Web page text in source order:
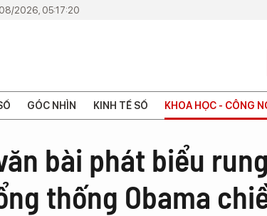
2026, 05:17:20
GÓC NHÌN KINH TẾ SỐ KHOA HỌC - CÔNG
bài phát biểu
thống Obama